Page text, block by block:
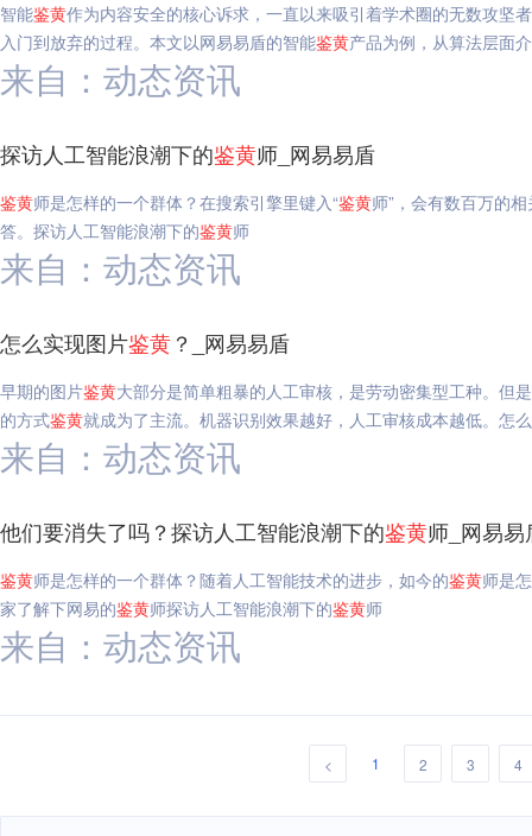
智能鉴黄作为内容安全的核心诉求，一直以来吸引着学术圈的无数攻坚
入门到放弃的过程。本文以网易易盾的智能鉴黄产品为例，从算法层面
来自：动态资讯
探访人工智能浪潮下的鉴黄师_网易易盾
鉴黄师是怎样的一个群体？在搜索引擎里键入“鉴黄师”，会有数百万的
答。探访人工智能浪潮下的鉴黄师
来自：动态资讯
怎么实现图片鉴黄？_网易易盾
早期的图片鉴黄大部分是简单粗暴的人工审核，是劳动密集型工种。但
的方式鉴黄就成为了主流。机器识别效果越好，人工审核成本越低。怎
来自：动态资讯
他们要消失了吗？探访人工智能浪潮下的鉴黄师_网易易
鉴黄师是怎样的一个群体？随着人工智能技术的进步，如今的鉴黄师是
家了解下网易的鉴黄师探访人工智能浪潮下的鉴黄师
来自：动态资讯
< 1 2 3 4